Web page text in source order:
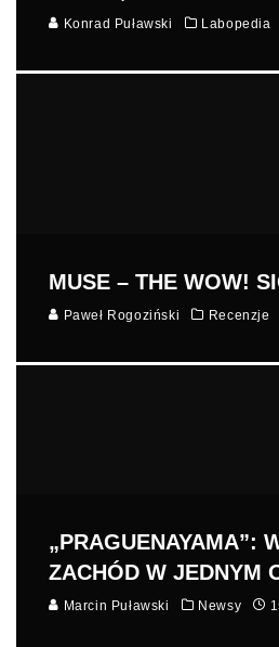
Konrad Puławski Labopedia
MUSE – THE WOW!
Paweł Rogoziński Recenzje
„PRAGUENAYAMA”:
ZACHÓD W JEDNYM
Marcin Puławski Newsy